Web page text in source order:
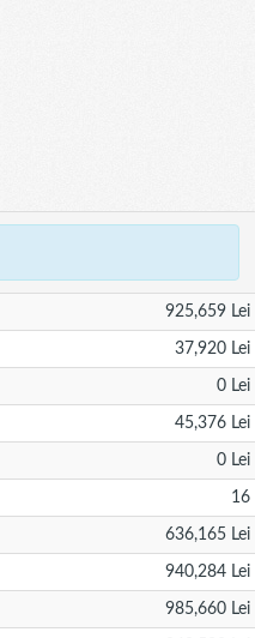
925,659 Lei
37,920 Lei
0 Lei
45,376 Lei
0 Lei
16
636,165 Lei
940,284 Lei
985,660 Lei